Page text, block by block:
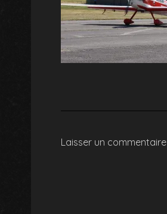
Laisser un commentaire